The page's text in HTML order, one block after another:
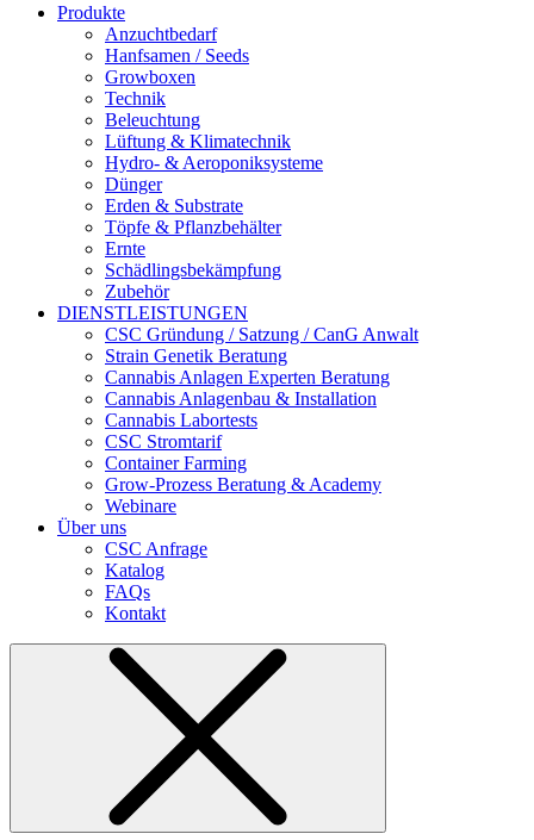
Produkte
Anzuchtbedarf
Hanfsamen / Seeds
Growboxen
Technik
Beleuchtung
Lüftung & Klimatechnik
Hydro- & Aeroponiksysteme
Dünger
Erden & Substrate
Töpfe & Pflanzbehälter
Ernte
Schädlingsbekämpfung
Zubehör
DIENSTLEISTUNGEN
CSC Gründung / Satzung / CanG Anwalt
Strain Genetik Beratung
Cannabis Anlagen Experten Beratung
Cannabis Anlagenbau & Installation
Cannabis Labortests
CSC Stromtarif
Container Farming
Grow-Prozess Beratung & Academy
Webinare
Über uns
CSC Anfrage
Katalog
FAQs
Kontakt